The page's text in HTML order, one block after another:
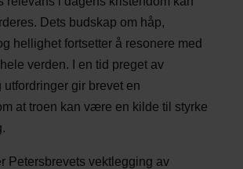
Dets budskap om håp,
hellighet fortsetter å resonere med
verden. I en tid preget av
utfordringer gir brevet en
at troen kan være en kilde til styrke
Petersbrevets vektlegging av